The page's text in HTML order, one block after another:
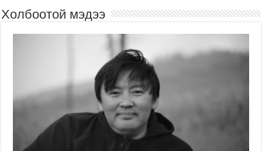
Холбоотой мэдээ